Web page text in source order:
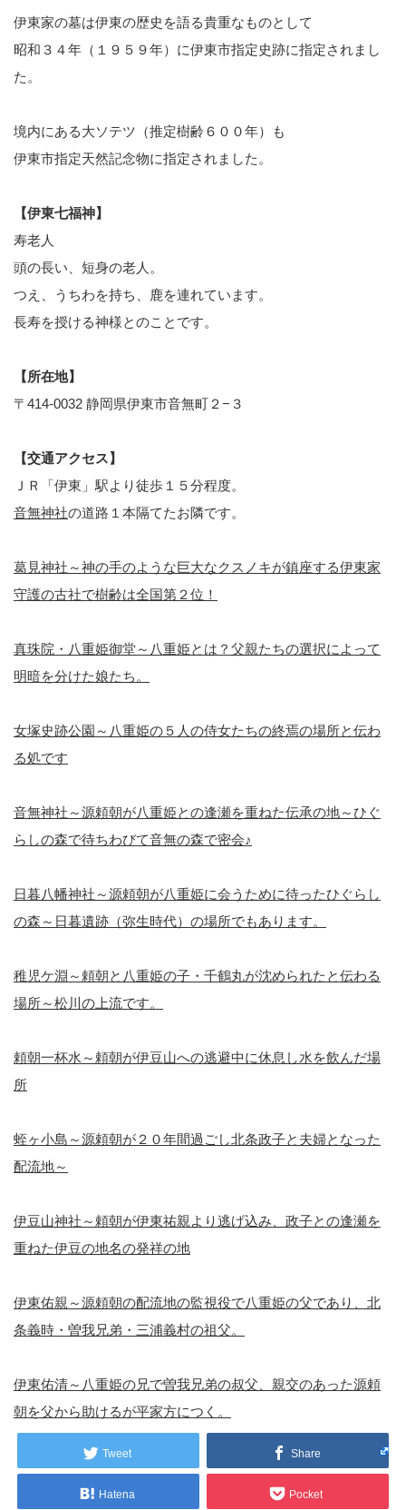
伊東家の墓は伊東の歴史を語る貴重なものとして
昭和３４年（１９５９年）に伊東市指定史跡に指定されまし
た。
境内にある大ソテツ（推定樹齢６００年）も
伊東市指定天然記念物に指定されました。
【伊東七福神】
寿老人
頭の長い、短身の老人。
つえ、うちわを持ち、鹿を連れています。
長寿を授ける神様とのことです。
【所在地】
〒414-0032 静岡県伊東市音無町２−３
【交通アクセス】
ＪＲ「伊東」駅より徒歩１５分程度。
音無神社の道路１本隔てたお隣です。
葛見神社～神の手のような巨大なクスノキが鎮座する伊東家
守護の古社で樹齢は全国第２位！
真珠院・八重姫御堂～八重姫とは？父親たちの選択によって
明暗を分けた娘たち。
女塚史跡公園～八重姫の５人の侍女たちの終焉の場所と伝わ
る処です
音無神社～源頼朝が八重姫との逢瀬を重ねた伝承の地～ひぐ
らしの森で待ちわびて音無の森で密会♪
日暮八幡神社～源頼朝が八重姫に会うために待ったひぐらし
の森～日暮遺跡（弥生時代）の場所でもあります。
稚児ケ淵～頼朝と八重姫の子・千鶴丸が沈められたと伝わる
場所～松川の上流です。
頼朝一杯水～頼朝が伊豆山への逃避中に休息し水を飲んだ場
所
蛭ヶ小島～源頼朝が２０年間過ごし北条政子と夫婦となった
配流地～
伊豆山神社～頼朝が伊東祐親より逃げ込み、政子との逢瀬を
重ねた伊豆の地名の発祥の地
伊東佑親～源頼朝の配流地の監視役で八重姫の父であり、北
条義時・曽我兄弟・三浦義村の祖父。
伊東佑清～八重姫の兄で曽我兄弟の叔父、親交のあった源頼
朝を父から助けるが平家方につく。
Tweet Share
Hatena Pocket